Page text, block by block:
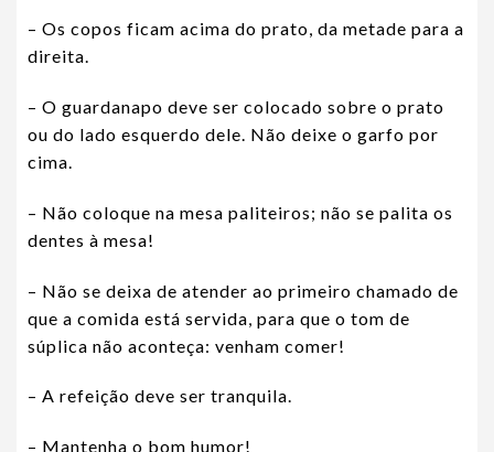
– Os copos ficam acima do prato, da metade para a
direita.
– O guardanapo deve ser colocado sobre o prato
ou do lado esquerdo dele. Não deixe o garfo por
cima.
– Não coloque na mesa paliteiros; não se palita os
dentes à mesa!
– Não se deixa de atender ao primeiro chamado de
que a comida está servida, para que o tom de
súplica não aconteça: venham comer!
– A refeição deve ser tranquila.
– Mantenha o bom humor!